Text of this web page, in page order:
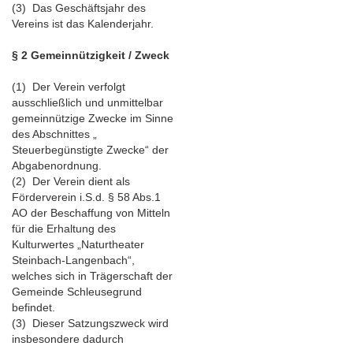
(3) Das Geschäftsjahr des
Vereins ist das Kalenderjahr.
§ 2 Gemeinnützigkeit / Zweck
(1) Der Verein verfolgt
ausschließlich und unmittelbar
gemeinnützige Zwecke im Sinne
des Abschnittes „
Steuerbegünstigte Zwecke“ der
Abgabenordnung.
(2) Der Verein dient als
Förderverein i.S.d. § 58 Abs.1
AO der Beschaffung von Mitteln
für die Erhaltung des
Kulturwertes „Naturtheater
Steinbach-Langenbach“,
welches sich in Trägerschaft der
Gemeinde Schleusegrund
befindet.
(3) Dieser Satzungszweck wird
insbesondere dadurch